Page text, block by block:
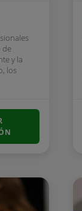
de
y la
los